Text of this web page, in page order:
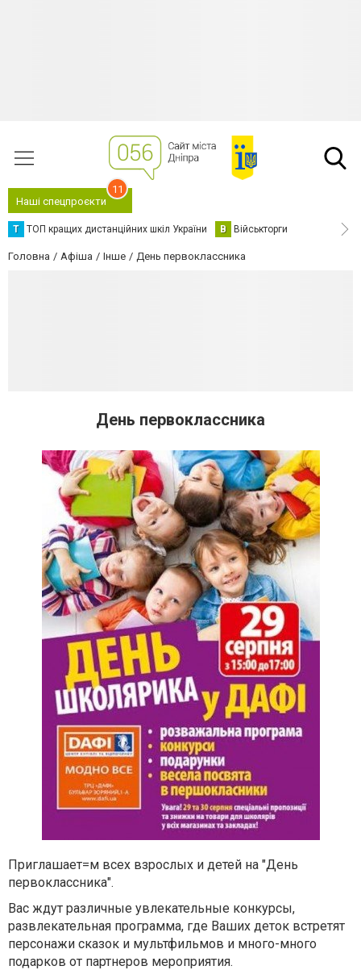
Наші спецпроєкти
11
Т ТОП кращих дистанційних шкіл України В Військторги
Головна Афіша Інше День первоклассника
День первоклассника
Приглашает=м всех взрослых и детей на "День
первоклассника".
Вас ждут различные увлекательные конкурсы,
развлекательная программа, где Ваших деток встретят
персонажи сказок и мультфильмов и много-много
подарков от партнеров мероприятия.